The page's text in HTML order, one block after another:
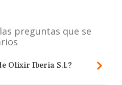
preguntas que se
Olixir Iberia S.l.?